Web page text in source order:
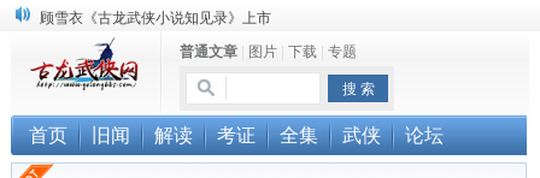
顾雪衣《古龙武侠小说知见录》上市
“武侠书库”查缺补漏活动圆满结束
《古龙小说原貌探究》修订版已上市
普通文章| 图片| 下载| 专题
首页 旧闻 解读 考证 全集 武侠 论坛